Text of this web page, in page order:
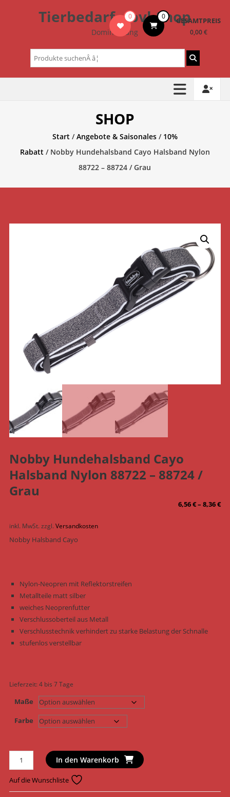
Tierbedarf – bvl-Shop
Dominik Lang
0 0 GESAMTPREIS
0,00 €
Suchen
nach:
SHOP
Start/Angebote & Saisonales/ 10%
Rabatt/ Nobby Hundehalsband Cayo Halsband Nylon
88722 – 88724 / Grau
Nobby Hundehalsband Cayo
Halsband Nylon 88722 – 88724 /
Grau
6,56€–8,36€
inkl. MwSt.zzgl.Versandkosten
Nobby Halsband Cayo
Nylon-Neopren mit Reflektorstreifen
Metallteile matt silber
weiches Neoprenfutter
Verschlussoberteil aus Metall
Verschlusstechnik verhindert zu starke Belastung der Schnalle
stufenlos verstellbar
Lieferzeit:4 bis 7 Tage
Maße
Farbe
Nobby Hundehalsband
Cayo
Halsband
Nylon
In den Warenkorb
Auf die Wunschliste